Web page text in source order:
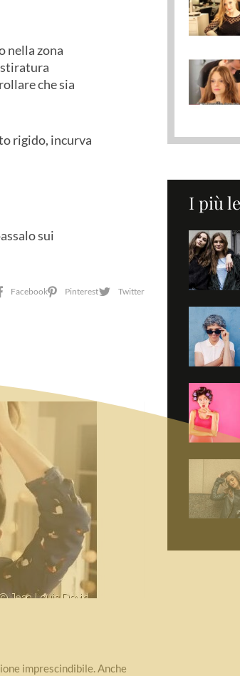
nella zona
stiratura
che sia
rigido, incurva
sui
imprescindibile. Anche
I più